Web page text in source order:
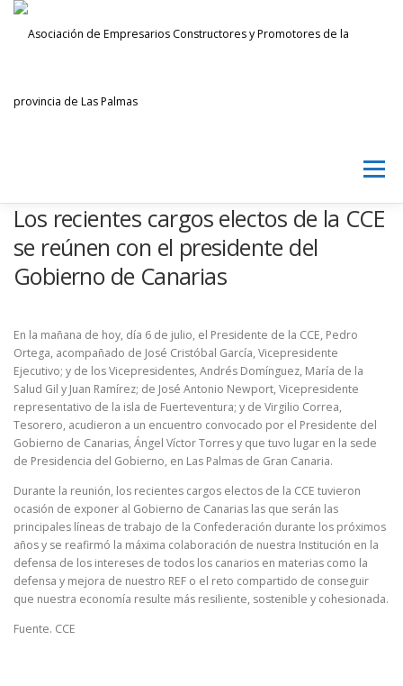
Saltar
Menú
AECPLPA NOTICIAS TRANSPARENCIA
Los recientes cargos electos de la CCE
se reúnen con el presidente del
Gobierno de Canarias
En la mañana de hoy, día 6 de julio, el Presidente de la CCE, Pedro
Ortega, acompañado de José Cristóbal García, Vicepresidente
Ejecutivo; y de los Vicepresidentes, Andrés Domínguez, María de la
Salud Gil y Juan Ramírez; de José Antonio Newport, Vicepresidente
representativo de la isla de Fuerteventura; y de Virgilio Correa,
Tesorero, acudieron a un encuentro convocado por el Presidente del
Gobierno de Canarias, Ángel Víctor Torres y que tuvo lugar en la sede
de Presidencia del Gobierno, en Las Palmas de Gran Canaria.
Durante la reunión, los recientes cargos electos de la CCE tuvieron
ocasión de exponer al Gobierno de Canarias las que serán las
principales líneas de trabajo de la Confederación durante los próximos
años y se reafirmó la máxima colaboración de nuestra Institución en la
defensa de los intereses de todos los canarios en materias como la
defensa y mejora de nuestro REF o el reto compartido de conseguir
que nuestra economía resulte más resiliente, sostenible y cohesionada.
Fuente. CCE